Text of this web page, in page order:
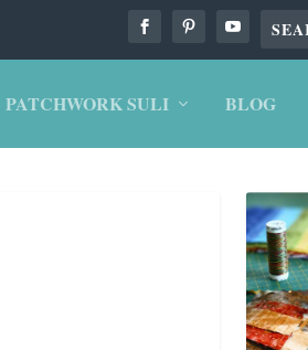
PATCHWORK SULI BLOG